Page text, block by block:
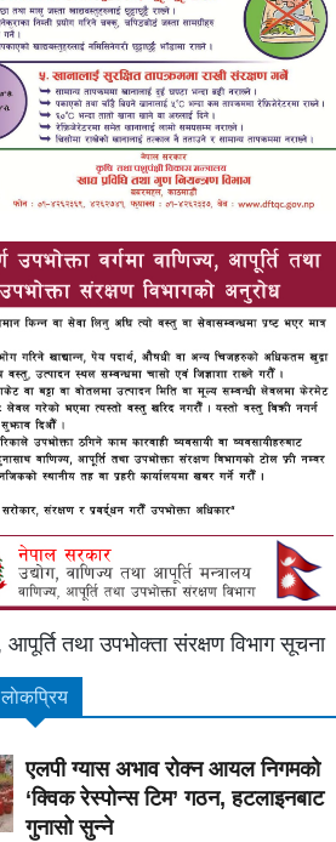
लाेकप्रिय
एलपी ग्यास अभाव रोक्न आयल निगमको
‘क्विक रेस्पोन्स टिम’ गठन, हटलाइनबाट
गुनासो सुन्ने